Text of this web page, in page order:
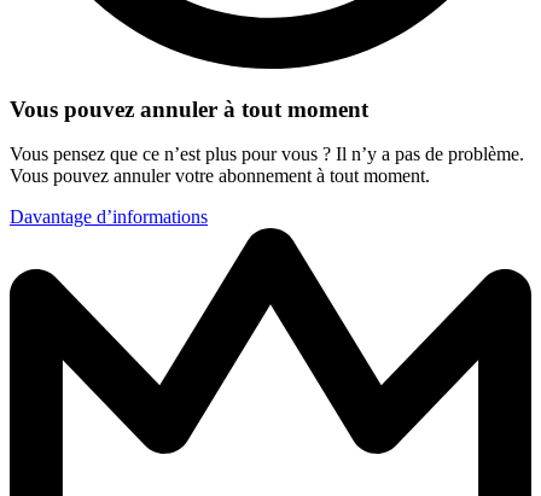
Vous pouvez annuler à tout moment
Vous pensez que ce n’est plus pour vous ? Il n’y a pas de problème.
Vous pouvez annuler votre abonnement à tout moment.
Davantage d’informations